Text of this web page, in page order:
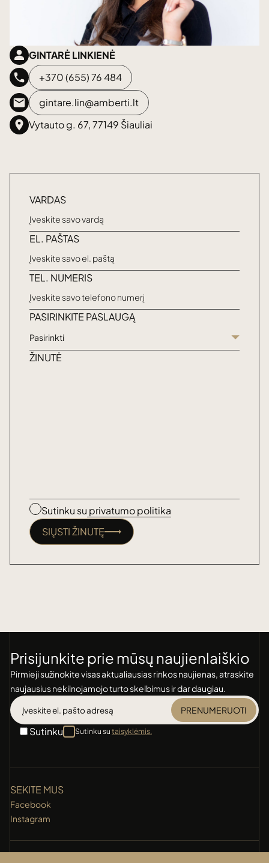
GINTARĖ LINKIENĖ
+370 (655) 76 484
gintare.lin@amberti.lt
Vytauto g. 67, 77149 Šiauliai
VARDAS
EL. PAŠTAS
TEL. NUMERIS
PASIRINKITE PASLAUGĄ
Pasirinkti
ŽINUTĖ
Sutinku su privatumo politika
SIŲSTI ŽINUTĘ
Prisijunkite prie mūsų naujienlaiškio
Pirmieji sužinokite visas aktualiausias rinkos naujienas, atraskite
naujausius nekilnojamojo turto skelbimus ir dar daugiau.
PRENUMERUOTI
Sutinku Sutinku su taisyklėmis.
SEKITE MUS
Facebook
Instagram